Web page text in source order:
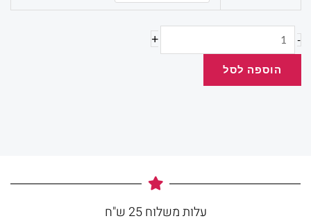
-
ארטליין
70
+
הוספה לסל
עלות משלוח 25 ש"ח